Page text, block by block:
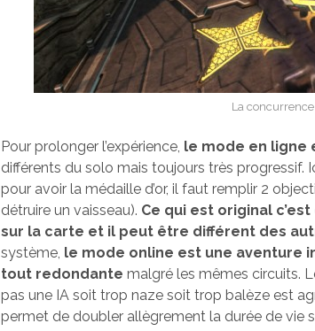
La
Pour prolonger l’expérience, le mode en ligne
différents du solo mais toujours très progressif.
pour avoir la médaille d’or, il faut remplir 2
détruire un vaisseau). Ce qui est original
sur la carte et il peut être différent des
système, le mode online est une aventure
tout redondante malgré les mêmes circuits.
pas une IA soit trop naze soit trop balèze est
permet de doubler allègrement la durée de vie